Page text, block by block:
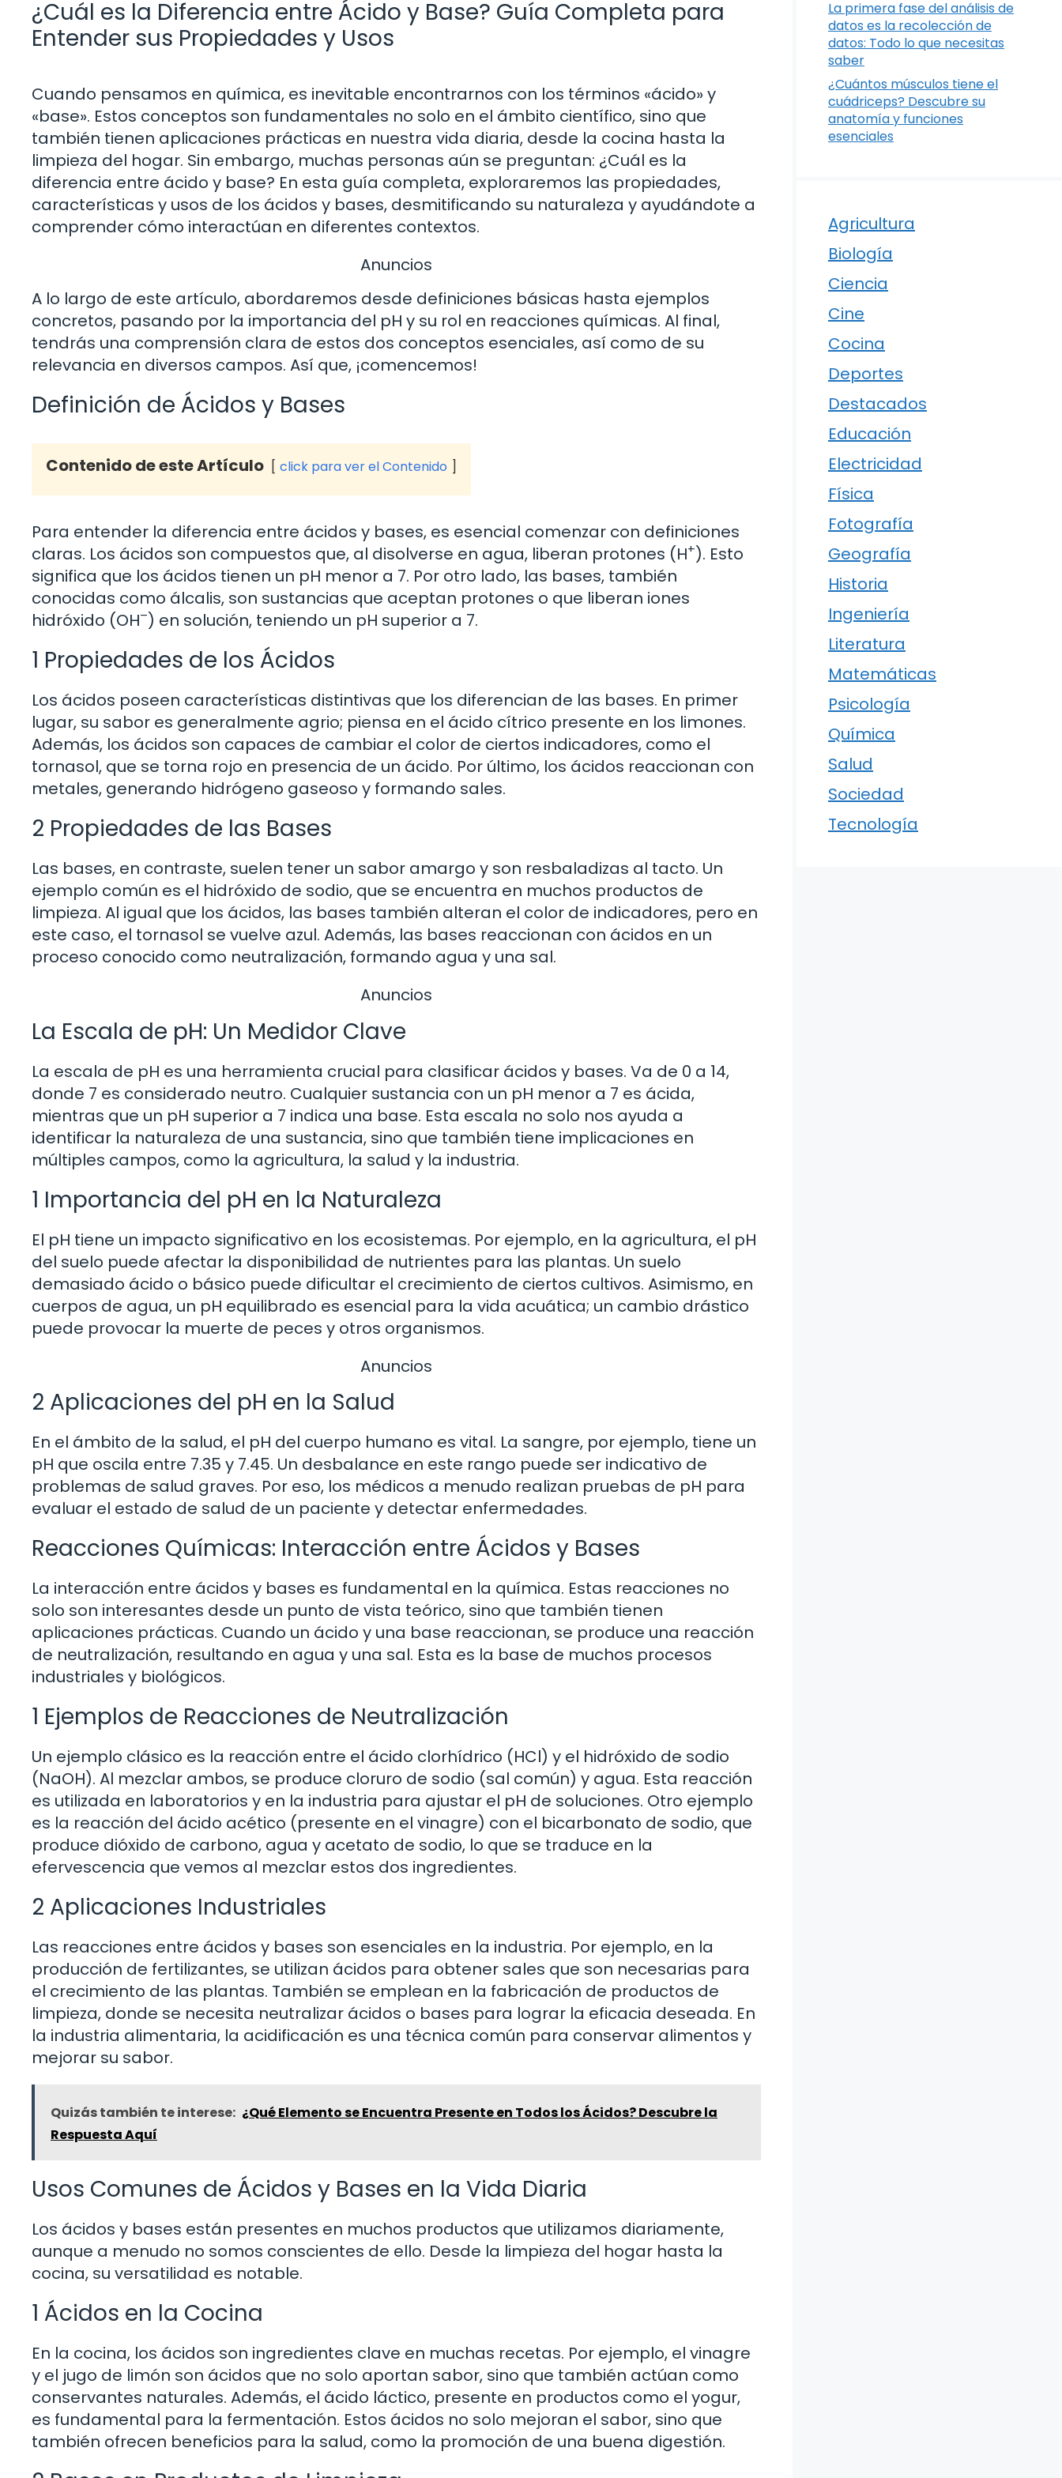
¿Cuál es la Diferencia entre Ácido y Base? Guía Completa para
Entender sus Propiedades y Usos
Cuando pensamos en química, es inevitable encontrarnos con los términos «ácido» y
«base». Estos conceptos son fundamentales no solo en el ámbito científico, sino que
también tienen aplicaciones prácticas en nuestra vida diaria, desde la cocina hasta la
limpieza del hogar. Sin embargo, muchas personas aún se preguntan: ¿Cuál es la
diferencia entre ácido y base? En esta guía completa, exploraremos las propiedades,
características y usos de los ácidos y bases, desmitificando su naturaleza y ayudándote a
comprender cómo interactúan en diferentes contextos.
Anuncios
A lo largo de este artículo, abordaremos desde definiciones básicas hasta ejemplos
concretos, pasando por la importancia del pH y su rol en reacciones químicas. Al final,
tendrás una comprensión clara de estos dos conceptos esenciales, así como de su
relevancia en diversos campos. Así que, ¡comencemos!
Definición de Ácidos y Bases
Contenido de este Artículo click para ver el Contenido
Para entender la diferencia entre ácidos y bases, es esencial comenzar con definiciones
claras. Los ácidos son compuestos que, al disolverse en agua, liberan protones (H+). Esto
significa que los ácidos tienen un pH menor a 7. Por otro lado, las bases, también
conocidas como álcalis, son sustancias que aceptan protones o que liberan iones
hidróxido (OH–) en solución, teniendo un pH superior a 7.
1 Propiedades de los Ácidos
Los ácidos poseen características distintivas que los diferencian de las bases. En primer
lugar, su sabor es generalmente agrio; piensa en el ácido cítrico presente en los limones.
Además, los ácidos son capaces de cambiar el color de ciertos indicadores, como el
tornasol, que se torna rojo en presencia de un ácido. Por último, los ácidos reaccionan con
metales, generando hidrógeno gaseoso y formando sales.
2 Propiedades de las Bases
Las bases, en contraste, suelen tener un sabor amargo y son resbaladizas al tacto. Un
ejemplo común es el hidróxido de sodio, que se encuentra en muchos productos de
limpieza. Al igual que los ácidos, las bases también alteran el color de indicadores, pero en
este caso, el tornasol se vuelve azul. Además, las bases reaccionan con ácidos en un
proceso conocido como neutralización, formando agua y una sal.
Anuncios
La Escala de pH: Un Medidor Clave
La escala de pH es una herramienta crucial para clasificar ácidos y bases. Va de 0 a 14,
donde 7 es considerado neutro. Cualquier sustancia con un pH menor a 7 es ácida,
mientras que un pH superior a 7 indica una base. Esta escala no solo nos ayuda a
identificar la naturaleza de una sustancia, sino que también tiene implicaciones en
múltiples campos, como la agricultura, la salud y la industria.
1 Importancia del pH en la Naturaleza
El pH tiene un impacto significativo en los ecosistemas. Por ejemplo, en la agricultura, el pH
del suelo puede afectar la disponibilidad de nutrientes para las plantas. Un suelo
demasiado ácido o básico puede dificultar el crecimiento de ciertos cultivos. Asimismo, en
cuerpos de agua, un pH equilibrado es esencial para la vida acuática; un cambio drástico
puede provocar la muerte de peces y otros organismos.
Anuncios
2 Aplicaciones del pH en la Salud
En el ámbito de la salud, el pH del cuerpo humano es vital. La sangre, por ejemplo, tiene un
pH que oscila entre 7.35 y 7.45. Un desbalance en este rango puede ser indicativo de
problemas de salud graves. Por eso, los médicos a menudo realizan pruebas de pH para
evaluar el estado de salud de un paciente y detectar enfermedades.
Reacciones Químicas: Interacción entre Ácidos y Bases
La interacción entre ácidos y bases es fundamental en la química. Estas reacciones no
solo son interesantes desde un punto de vista teórico, sino que también tienen
aplicaciones prácticas. Cuando un ácido y una base reaccionan, se produce una reacción
de neutralización, resultando en agua y una sal. Esta es la base de muchos procesos
industriales y biológicos.
1 Ejemplos de Reacciones de Neutralización
Un ejemplo clásico es la reacción entre el ácido clorhídrico (HCl) y el hidróxido de sodio
(NaOH). Al mezclar ambos, se produce cloruro de sodio (sal común) y agua. Esta reacción
es utilizada en laboratorios y en la industria para ajustar el pH de soluciones. Otro ejemplo
es la reacción del ácido acético (presente en el vinagre) con el bicarbonato de sodio, que
produce dióxido de carbono, agua y acetato de sodio, lo que se traduce en la
efervescencia que vemos al mezclar estos dos ingredientes.
2 Aplicaciones Industriales
Las reacciones entre ácidos y bases son esenciales en la industria. Por ejemplo, en la
producción de fertilizantes, se utilizan ácidos para obtener sales que son necesarias para
el crecimiento de las plantas. También se emplean en la fabricación de productos de
limpieza, donde se necesita neutralizar ácidos o bases para lograr la eficacia deseada. En
la industria alimentaria, la acidificación es una técnica común para conservar alimentos y
mejorar su sabor.
Quizás también te interese: ¿Qué Elemento se Encuentra Presente en Todos los Ácidos? Descubre la
Respuesta Aquí
Usos Comunes de Ácidos y Bases en la Vida Diaria
Los ácidos y bases están presentes en muchos productos que utilizamos diariamente,
aunque a menudo no somos conscientes de ello. Desde la limpieza del hogar hasta la
cocina, su versatilidad es notable.
1 Ácidos en la Cocina
En la cocina, los ácidos son ingredientes clave en muchas recetas. Por ejemplo, el vinagre
y el jugo de limón son ácidos que no solo aportan sabor, sino que también actúan como
conservantes naturales. Además, el ácido láctico, presente en productos como el yogur,
es fundamental para la fermentación. Estos ácidos no solo mejoran el sabor, sino que
también ofrecen beneficios para la salud, como la promoción de una buena digestión.
La primera fase del análisis de
datos es la recolección de
datos: Todo lo que necesitas
saber
¿Cuántos músculos tiene el
cuádriceps? Descubre su
anatomía y funciones
esenciales
Agricultura
Biología
Ciencia
Cine
Cocina
Deportes
Destacados
Educación
Electricidad
Física
Fotografía
Geografía
Historia
Ingeniería
Literatura
Matemáticas
Psicología
Química
Salud
Sociedad
Tecnología